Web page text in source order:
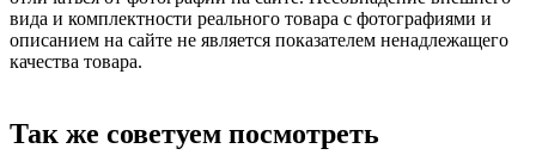
вида и комплектности реального товара с фотографиями и
описанием на сайте не является показателем ненадлежащего
качества товара.
Так же советуем посмотреть